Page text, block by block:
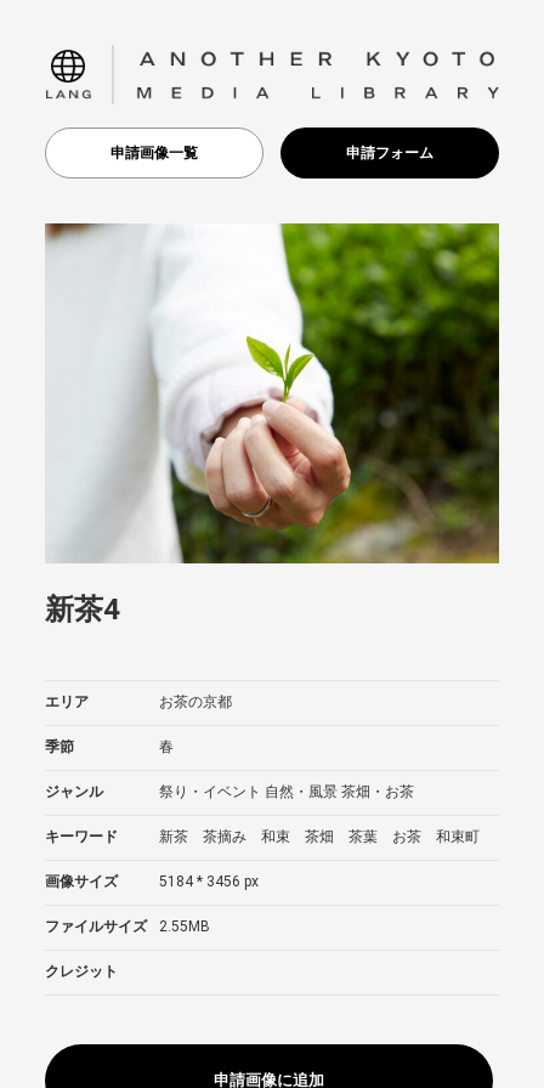
language
申請画像一覧 申請フォーム
新茶4
エリア お茶の京都
季節 春
ジャンル 祭り・イベント 自然・風景 茶畑・お茶
キーワード 新茶 茶摘み 和束 茶畑 茶葉 お茶 和束町
画像サイズ 5184 * 3456 px
ファイルサイズ 2.55MB
クレジット
申請画像に追加